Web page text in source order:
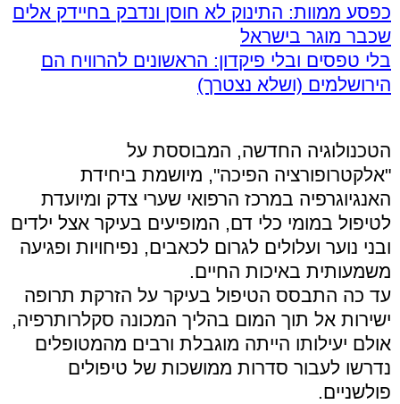
כפסע ממוות: התינוק לא חוסן ונדבק בחיידק אלים
שכבר מוגר בישראל
בלי טפסים ובלי פיקדון: הראשונים להרוויח הם
הירושלמים (ושלא נצטרך)
הטכנולוגיה החדשה, המבוססת על
"אלקטרופורציה הפיכה", מיושמת ביחידת
האנגיוגרפיה במרכז הרפואי שערי צדק ומיועדת
לטיפול במומי כלי דם, המופיעים בעיקר אצל ילדים
ובני נוער ועלולים לגרום לכאבים, נפיחויות ופגיעה
משמעותית באיכות החיים.
עד כה התבסס הטיפול בעיקר על הזרקת תרופה
ישירות אל תוך המום בהליך המכונה סקלרותרפיה,
אולם יעילותו הייתה מוגבלת ורבים מהמטופלים
נדרשו לעבור סדרות ממושכות של טיפולים
פולשניים.